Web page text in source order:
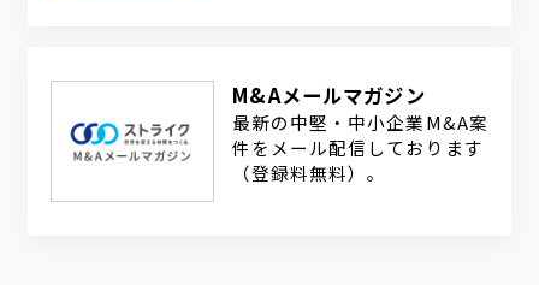
M&Aメールマガジン
最新の中堅・中小企業M&A案
件をメール配信しております
（登録料無料）。